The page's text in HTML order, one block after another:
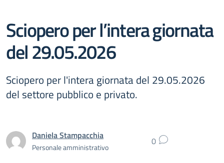
Sciopero per l’intera giornata
del 29.05.2026
Sciopero per l'intera giornata del 29.05.2026
del settore pubblico e privato.
Daniela Stampacchia
Personale amministrativo 0